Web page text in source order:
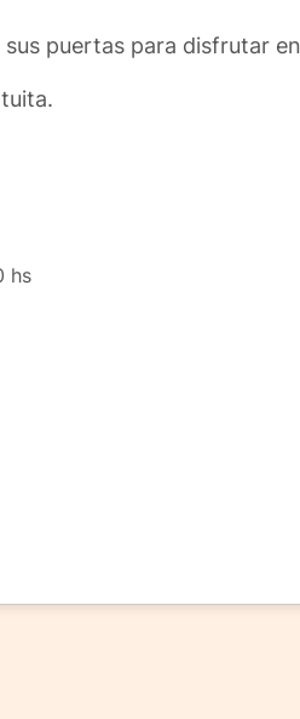
sus puertas para disfrutar
hs